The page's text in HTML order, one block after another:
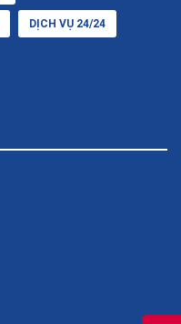
DỊCH VỤ 24/24